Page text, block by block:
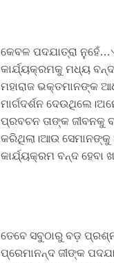
କେବଳ ପଦଯାତ୍ରା
କାର୍ଯ୍ୟକ୍ରମକୁ ମଧ୍ୟ ବନ୍ଦ
ମହାରାଜ ଭକ୍ତମାନଙ୍କ
ମାର୍ଗଦର୍ଶନ
ପ୍ରବଚନ ତାଙ୍କ ଜୀବନକୁ
କରିଥିଲା।ଆଉ ସେମାନଙ୍କୁ
କାର୍ଯ୍ୟକ୍ରମ ବନ୍ଦ
ତେବେ ସବୁଠାରୁ ବଡ଼
ପ୍ରେମାନନ୍ଦ ଜୀଙ୍କ